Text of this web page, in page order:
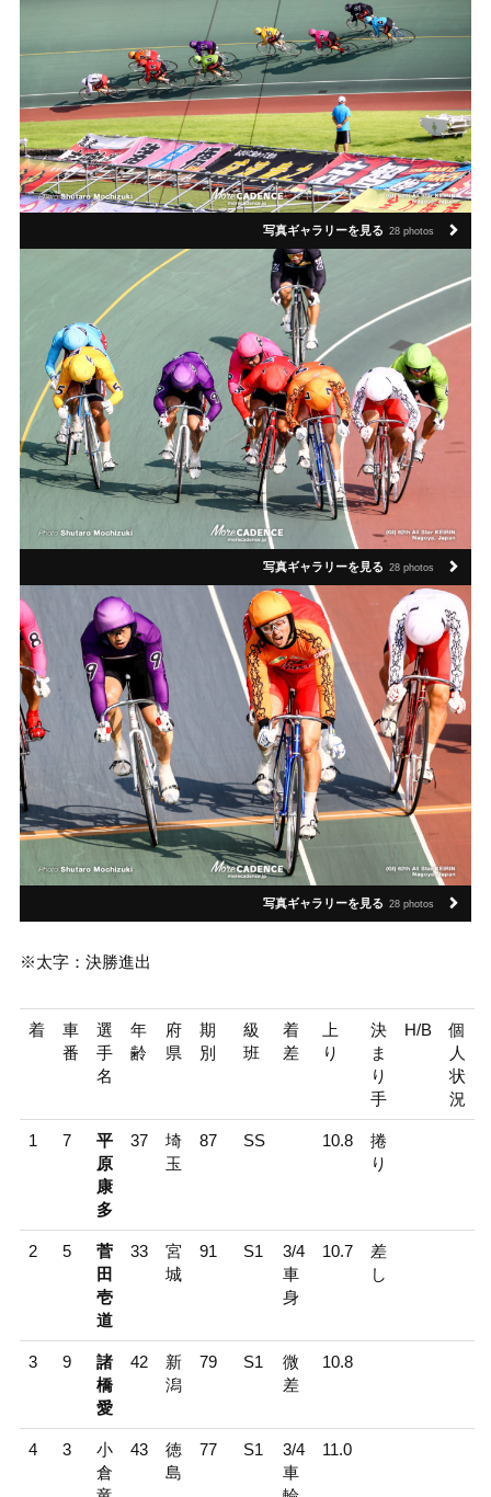
写真ギャラリーを見る 28 photos
写真ギャラリーを見る 28 photos
写真ギャラリーを見る 28 photos
※太字：決勝進出
着
車
番
選
手
名
年
齢
府
県
期
別
級
班
着
差
上
り
決
ま
り
手
H/B
個
人
状
況
1 7
平
原
康
多
37
埼
玉
87 SS 10.8
捲
り
2 5
菅
田
壱
道
33
宮
城
91 S1
3/4
車
身
10.7
差
し
3 9
諸
橋
愛
42
新
潟
79 S1
微
差
10.8
4 3
小
倉
43
徳
島
77 S1
3/4
車
11.0